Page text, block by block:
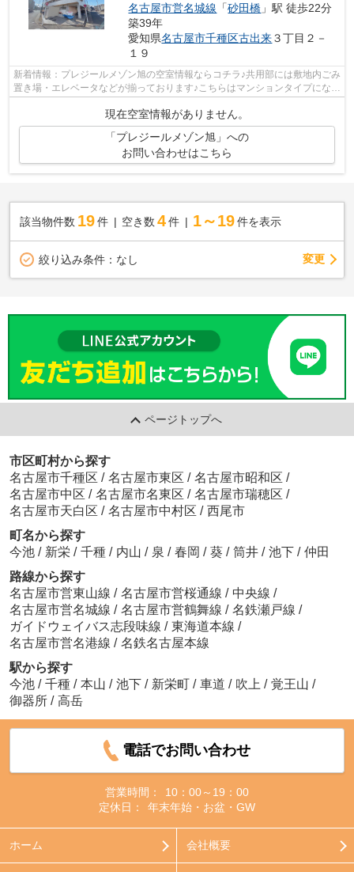
名古屋市営名城線 「砂田橋 」駅 徒歩22分
築39年
愛知県名古屋市千種区古出来３丁目２－
１９
新着情報：プレジールメゾン旭の空室情報ならコチラ♪共用部には敷地内ごみ
置き場・エレベータなどが揃っております♪こちらはマンションタイプになり
ます♪クレジットカードで初期費用を...
現在空室情報がありません。
「プレジールメゾン旭」への
お問い合わせはこちら
該当物件数 19件 空き数 4 件 1～19 件を表示
絞り込み条件： なし 変更
ページトップへ
市区町村から探す
名古屋市千種区 / 名古屋市東区 / 名古屋市昭和区 /
名古屋市中区 / 名古屋市名東区 / 名古屋市瑞穂区 /
名古屋市天白区 / 名古屋市中村区 / 西尾市
町名から探す
今池 / 新栄 / 千種 / 内山 / 泉 / 春岡 / 葵 / 筒井 / 池下 / 仲田
路線から探す
名古屋市営東山線 / 名古屋市営桜通線 / 中央線 /
名古屋市営名城線 / 名古屋市営鶴舞線 / 名鉄瀬戸線 /
ガイドウェイバス志段味線 / 東海道本線 /
名古屋市営名港線 / 名鉄名古屋本線
駅から探す
今池 / 千種 / 本山 / 池下 / 新栄町 / 車道 / 吹上 / 覚王山 /
御器所 / 高岳
電話でお問い合わせ
営業時間：
10：00～19：00
定休日：
年末年始・お盆・GW
ホーム 会社概要